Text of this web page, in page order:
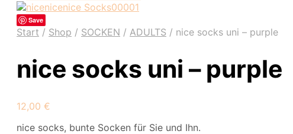
Save
Start / Shop / SOCKEN / ADULTS / nice socks uni – purple
nice socks uni – purple
12,00 €
nice socks, bunte Socken für Sie und Ihn.